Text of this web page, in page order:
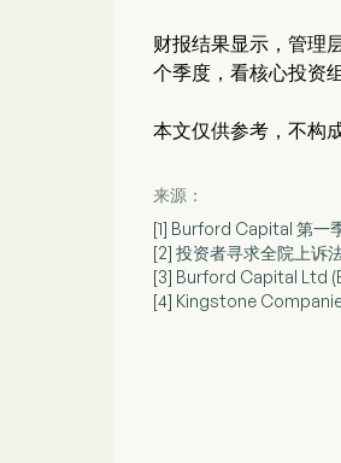
财报结果显示，管理
个季度，看核心投资
本文仅供参考，不构
来源：
[1] Burford Capital 第一
[2] 投资者寻求全院上诉
[3] Burford Capital Ltd
[4] Kingstone